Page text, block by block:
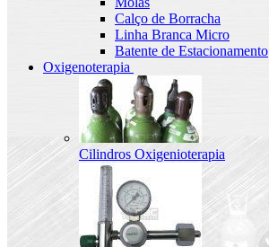
Calço de Borracha
Linha Branca Micro
Batente de Estacionamento
Oxigenoterapia
Cilindros Oxigenioterapia